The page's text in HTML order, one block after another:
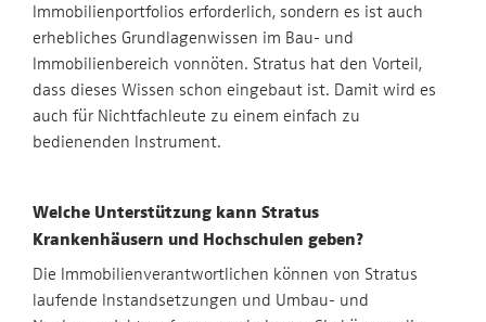
Immobilienportfolios erforderlich, sondern es ist auch
erhebliches Grundlagenwissen im Bau- und
Immobilienbereich vonnöten. Stratus hat den Vorteil,
dass dieses Wissen schon eingebaut ist. Damit wird es
auch für Nichtfachleute zu einem einfach zu
bedienenden Instrument.
Welche Unterstützung kann Stratus
Krankenhäusern und Hochschulen geben?
Die Immobilienverantwortlichen können von Stratus
laufende Instandsetzungen und Umbau- und